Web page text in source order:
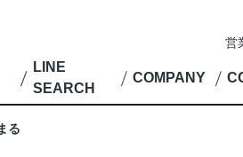
営
LINE
SEARCH
COMPANY
る